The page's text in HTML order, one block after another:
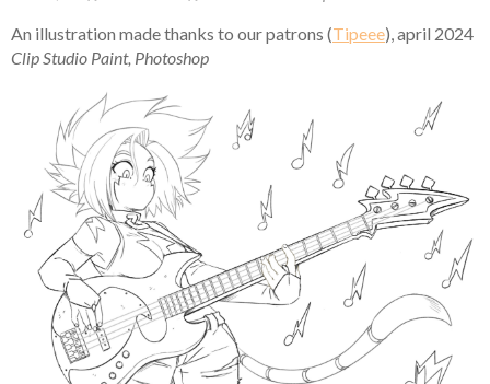
An illustration made thanks to our patrons (Tipeee), april 2024
Clip Studio Paint, Photoshop